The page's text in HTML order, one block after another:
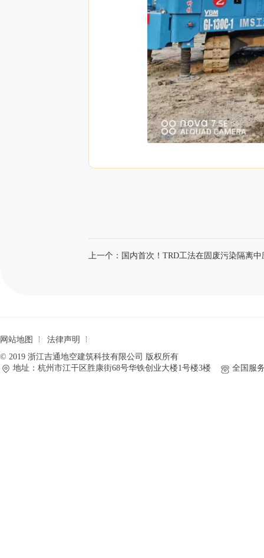
上一个：国内首次！TRD工法在固废污染隔离中
网站地图
法律声明
© 2019 浙江吉通地空建筑科技有限公司 版权所有
地址：杭州市江干区胜康街68号华铁创业大楼1号楼3楼
全国服